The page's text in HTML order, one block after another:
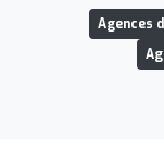
Agences